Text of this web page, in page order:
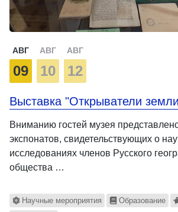
АВГ
09
АВГ
10
АВГ
12
Выставка "Открыватели
Вниманию гостей музея
экспонатов, свидетельствующих о
исследованиях членов Русского
общества …
Научные мероприятия Образование